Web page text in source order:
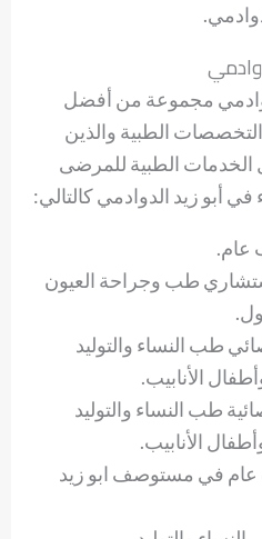
مجموعة من أفضل
الطبية والذين
الطبية للمرضى
أبو زيد الدوادمي كالتالي:
عام.
طب وجراحة العيون
طب النساء والتوليد
الأنابيب.
طب النساء والتوليد
الأنابيب.
في مستوصف ابو زيد